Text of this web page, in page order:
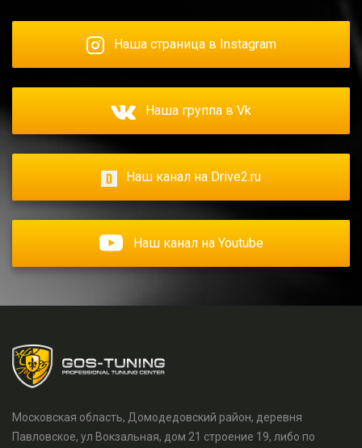
Наша страница в Instagram
Наша группа в Vk
Наш канал на Drive2.ru
Наш канал на Youtube
Московская область, Домодедовский район, деревня
Павловское, ул Вокзальная, дом 21 строение 19, либо по